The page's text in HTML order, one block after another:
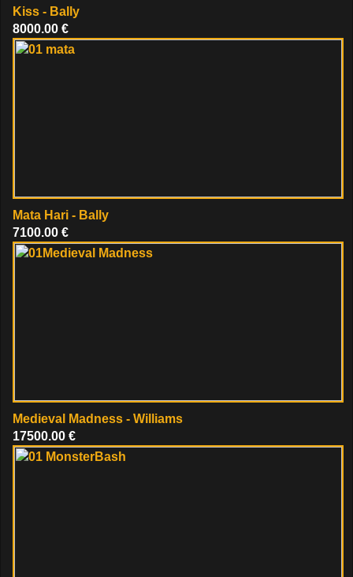
Kiss - Bally
8000.00 €
Mata Hari - Bally
7100.00 €
Medieval Madness - Williams
17500.00 €